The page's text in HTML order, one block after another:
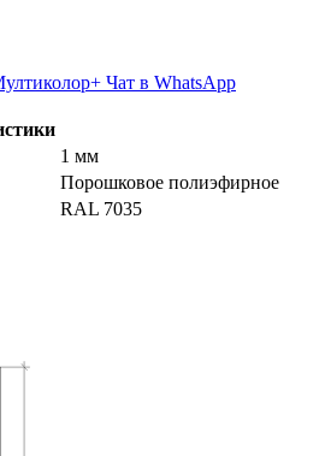
Чат в WhatsApp
1 мм
Порошковое полиэфирное
RAL 7035